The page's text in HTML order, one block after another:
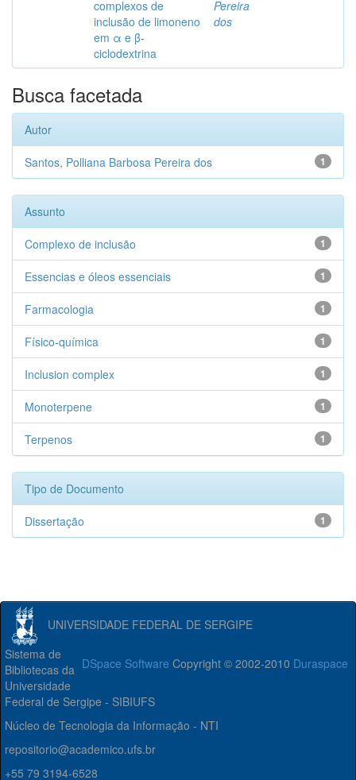
complexos de
inclusão de limoneno
em α e β-
ciclodextrina
Pereira
dos
Busca facetada
Autor
1
Santos, Polliana Barbosa Pereira dos
Assunto
1
Complexo de inclusão
1
Essencias e óleos essenciais
1
Farmacologia
1
Físico-química
1
Inclusion complex
1
Monoterpene
1
Terpenos
Tipo de Documento
1
Dissertação
UNIVERSIDADE FEDERAL DE SERGIPE
DSpace Software Copyright © 2002-2010 Duraspace
Sistema de
Bibliotecas da
Universidade
Federal de Sergipe - SIBIUFS
Núcleo de Tecnologia da Informação - NTI
repositorio@academico.ufs.br
+55 79 3194-6528